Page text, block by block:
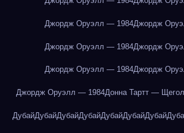
Джордж Оруэлл — 1984Джордж
Джордж Оруэлл — 1984Джордж
Джордж Оруэлл — 1984Джордж
Джордж Оруэлл — 1984Донна Тартт — Щегол
ДубайДубайДубайДубайДубайДубайДубай